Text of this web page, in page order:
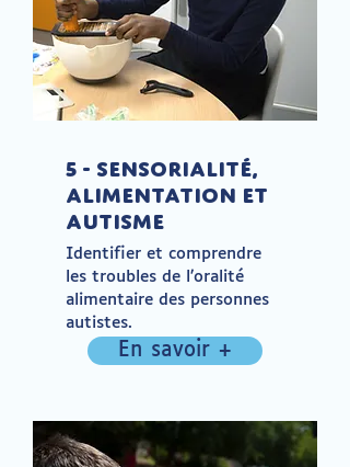
5 - Sensorialité,
alimentation et
Autisme
Identifier et comprendre
les troubles de l’oralité
alimentaire des personnes
autistes.
En savoir +